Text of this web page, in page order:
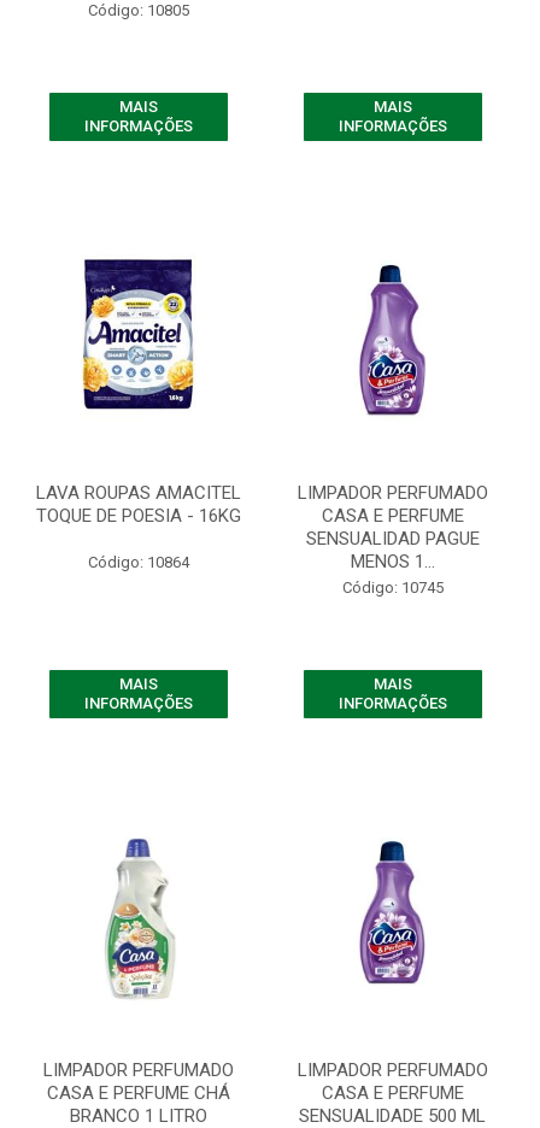
Código: 10805
MAIS
INFORMAÇÕES
MAIS
INFORMAÇÕES
LAVA ROUPAS AMACITEL
TOQUE DE POESIA - 16KG
Código: 10864
MAIS
INFORMAÇÕES
LIMPADOR PERFUMADO
CASA E PERFUME
SENSUALIDAD PAGUE
MENOS 1...
Código: 10745
MAIS
INFORMAÇÕES
LIMPADOR PERFUMADO
CASA E PERFUME CHÁ
BRANCO 1 LITRO
LIMPADOR PERFUMADO
CASA E PERFUME
SENSUALIDADE 500 ML